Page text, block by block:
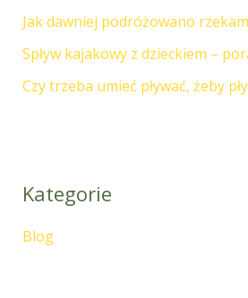
Jak dawniej podróżowano
Spływ kajakowy z dzieckiem –
Czy trzeba umieć pływać, żeby
Kategorie
Blog